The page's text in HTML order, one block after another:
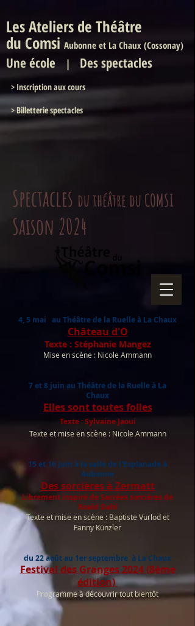
Les Ateliers de Théâtre
du Comsi Aubonne et La Chaux (Cossonay)
Une école | Des spectacles
> Inscription aux cours
> Billetterie spectacles
Spectacles du théâtre du COMSI
Saison 2024
4, 5 mai au Théâtre de la Ruelle à La Chaux
Château d'O
Texte : Stéphanie Mangez
Mise en scène : Nicole Ammann
7 et 8 juin au Théâtre de la Ruelle à La
Chaux
Elles sont toutes folles
Texte : Sylvaine Jaoui
Texte et mise en scène : Nicole Ammann
15 et 16 juin à la salle de l'Esplanade à
Aubonne
Des sorcières à Zermatt
Librement inspiré de Sacrées sorcières de
Roald Dahl
Texte et mise en scène : Baptiste Vurlod et
Fanny Künzler
du 22 août au 1er septembre à La Chaux
Festival des Granges 2024 (8ème
édition)
Programme à découvrir tout bientôt